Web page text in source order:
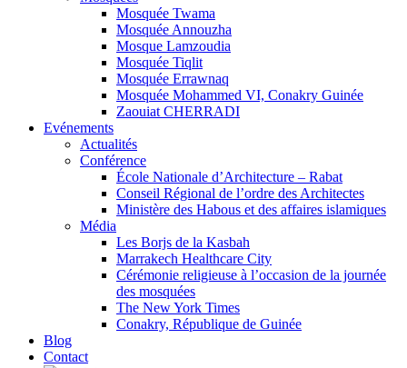
Mosquée Twama
Mosquée Annouzha
Mosque Lamzoudia
Mosquée Tiqlit
Mosquée Errawnaq
Mosquée Mohammed VI, Conakry Guinée
Zaouiat CHERRADI
Evénements
Actualités
Conférence
École Nationale d’Architecture – Rabat
Conseil Régional de l’ordre des Architectes
Ministère des Habous et des affaires islamiques
Média
Les Borjs de la Kasbah
Marrakech Healthcare City
Cérémonie religieuse à l’occasion de la journée
des mosquées
The New York Times
Conakry, République de Guinée
Blog
Contact